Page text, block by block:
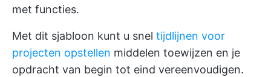
met functies.
Met dit sjabloon kunt u snel tijdlijnen voor
projecten opstellen middelen toewijzen en je
opdracht van begin tot eind vereenvoudigen.